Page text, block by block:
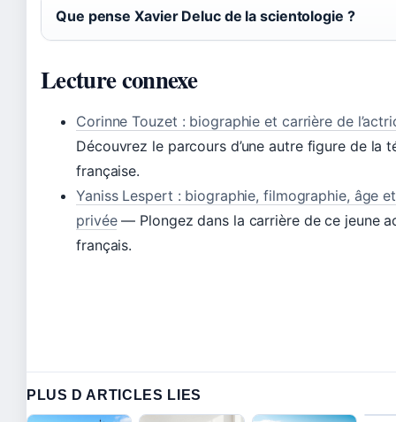
Que pense Xavier Deluc de la scientologie ?
Lecture connexe
Corinne Touzet : biographie et carrière de
Découvrez le parcours d’une autre figure de la
française.
Yaniss Lespert : biographie, filmographie, âge
privée— Plongez dans la carrière de ce jeune
français.
PLUS D ARTICLES LIES